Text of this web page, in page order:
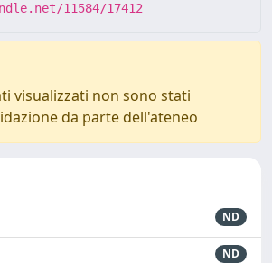
11584/17412
visualizzati non sono stati
da parte dell'ateneo
ND
ND